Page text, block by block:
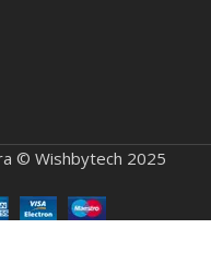
© Wishbytech 2025